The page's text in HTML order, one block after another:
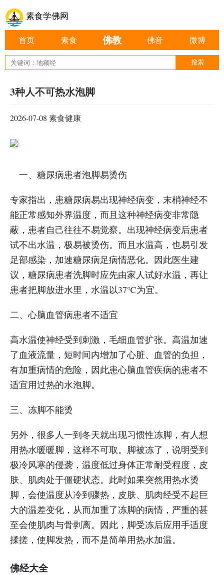
素食学佛网
首页 素食 佛教 佛音 微博
3种人不可热水泡脚
2026-07-08 素食健康
一、糖尿病患者泡脚易烫伤
专家指出，患糖尿病易出现神经病变，末梢神经不
能正常感知外界温度，而且这种神经病变非常隐
蔽，患者自己往往不易觉察。出现神经病变后患者
试不出水温，极易被烫伤。而且水温高，也易引发
足部感染，加速糖尿病足病情恶化。因此医生建
议，糖尿病患者洗脚时应先由家人试好水温，再让
患者把脚放进水里，水温以37℃为宜。
二、心脑血管病患者不适宜
高水温使神经受到刺激，毛细血管扩张。高温加速
了血液流量，短时间内增加了心脏、血管的负担，
有加重病情的危险，因此患心脑血管疾病的患者不
适宜用过热的水泡脚。
三、冻脚不能烫
另外，很多人一到冬天就出现习惯性冻脚，有人想
用热水暖暖脚，这样不可取。脚被冻了，说明受到
极冷风寒的侵袭，温度低过身体正常耐受程度，皮
肤、肌肉处于僵硬状态。此时如果突然用热水烫
脚，会使温度从冷到骤热，皮肤、肌肉经受不起巨
大的温差变化，从而加重了冻脚的病情，严重的甚
至会使肌肉与骨剥离。因此，脚受冻后应用手适度
揉搓，使脚发热，而不是简单用热水加温。
佛经大全